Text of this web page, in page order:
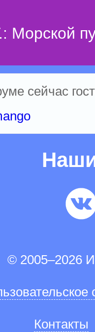
Морской
сейчас
© 2005–2026
Контакты